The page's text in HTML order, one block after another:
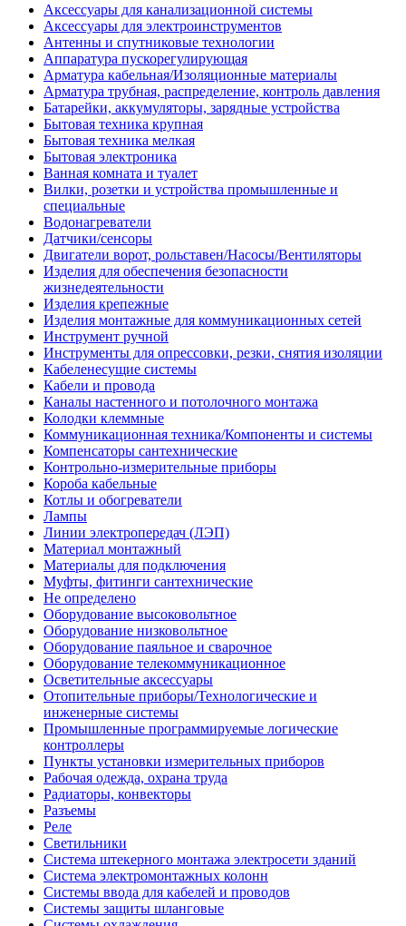
Аксессуары для канализационной системы
Аксессуары для электроинструментов
Антенны и спутниковые технологии
Аппаратура пускорегулирующая
Арматура кабельная/Изоляционные материалы
Арматура трубная, распределение, контроль давления
Батарейки, аккумуляторы, зарядные устройства
Бытовая техника крупная
Бытовая техника мелкая
Бытовая электроника
Ванная комната и туалет
Вилки, розетки и устройства промышленные и
специальные
Водонагреватели
Датчики/сенсоры
Двигатели ворот, рольставен/Насосы/Вентиляторы
Изделия для обеспечения безопасности
жизнедеятельности
Изделия крепежные
Изделия монтажные для коммуникационных сетей
Инструмент ручной
Инструменты для опрессовки, резки, снятия изоляции
Кабеленесущие системы
Кабели и провода
Каналы настенного и потолочного монтажа
Колодки клеммные
Коммуникационная техника/Компоненты и системы
Компенсаторы сантехнические
Контрольно-измерительные приборы
Короба кабельные
Котлы и обогреватели
Лампы
Линии электропередач (ЛЭП)
Материал монтажный
Материалы для подключения
Муфты, фитинги сантехнические
Не определено
Оборудование высоковольтное
Оборудование низковольтное
Оборудование паяльное и сварочное
Оборудование телекоммуникационное
Осветительные аксессуары
Отопительные приборы/Технологические и
инженерные системы
Промышленные программируемые логические
контроллеры
Пункты установки измерительных приборов
Рабочая одежда, охрана труда
Радиаторы, конвекторы
Разъемы
Реле
Светильники
Система штекерного монтажа электросети зданий
Система электромонтажных колонн
Системы ввода для кабелей и проводов
Системы защиты шланговые